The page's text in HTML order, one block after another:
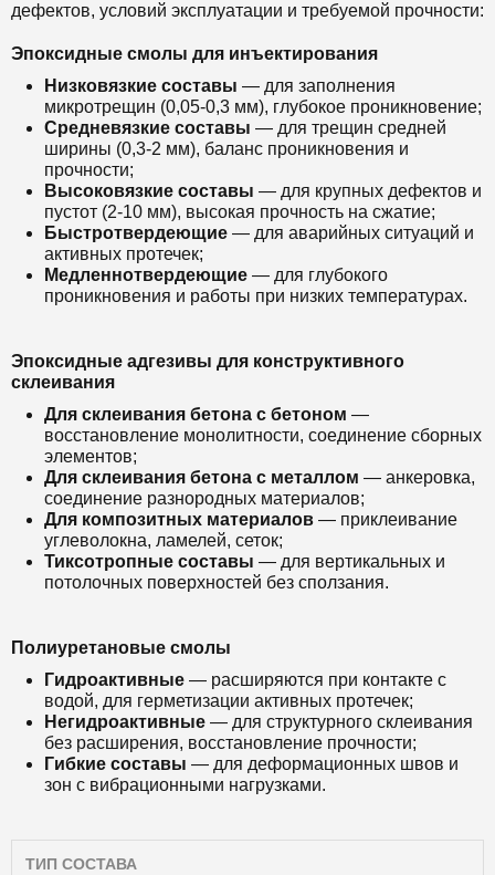
дефектов, условий эксплуатации и требуемой прочности:
Эпоксидные смолы для инъектирования
Низковязкие составы — для заполнения
микротрещин (0,05-0,3 мм), глубокое проникновение;
Средневязкие составы — для трещин средней
ширины (0,3-2 мм), баланс проникновения и
прочности;
Высоковязкие составы — для крупных дефектов и
пустот (2-10 мм), высокая прочность на сжатие;
Быстротвердеющие — для аварийных ситуаций и
активных протечек;
Медленнотвердеющие — для глубокого
проникновения и работы при низких температурах.
Эпоксидные адгезивы для конструктивного
склеивания
Для склеивания бетона с бетоном —
восстановление монолитности, соединение сборных
элементов;
Для склеивания бетона с металлом — анкеровка,
соединение разнородных материалов;
Для композитных материалов — приклеивание
углеволокна, ламелей, сеток;
Тиксотропные составы — для вертикальных и
потолочных поверхностей без сползания.
Полиуретановые смолы
Гидроактивные — расширяются при контакте с
водой, для герметизации активных протечек;
Негидроактивные — для структурного склеивания
без расширения, восстановление прочности;
Гибкие составы — для деформационных швов и
зон с вибрационными нагрузками.
ТИП СОСТАВА